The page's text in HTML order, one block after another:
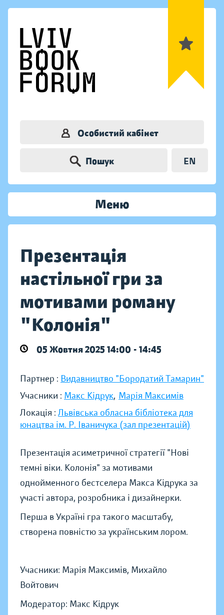
Особистий кабінет
Пошук EN
Меню
Презентація
настільної гри за
мотивами роману
"Колонія"
05 Жовтня 2025 14:00 - 14:45
Партнер : Видавництво "Бородатий Тамарин"
Учасники : Макс Кідрук, Марія Максимів
Локація : Львівська обласна бібліотека для
юнацтва ім. Р. Іваничука (зал презентацій)
Презентація асиметричної стратегії "Нові
темні віки. Колонія" за мотивами
однойменного бестселера Макса Кідрука за
участі автора, розробника і дизайнерки.
Перша в Україні гра такого масштабу,
створена повністю за українським лором.
Учасники: Марія Максимів, Михайло
Войтович
Модератор: Макс Кідрук